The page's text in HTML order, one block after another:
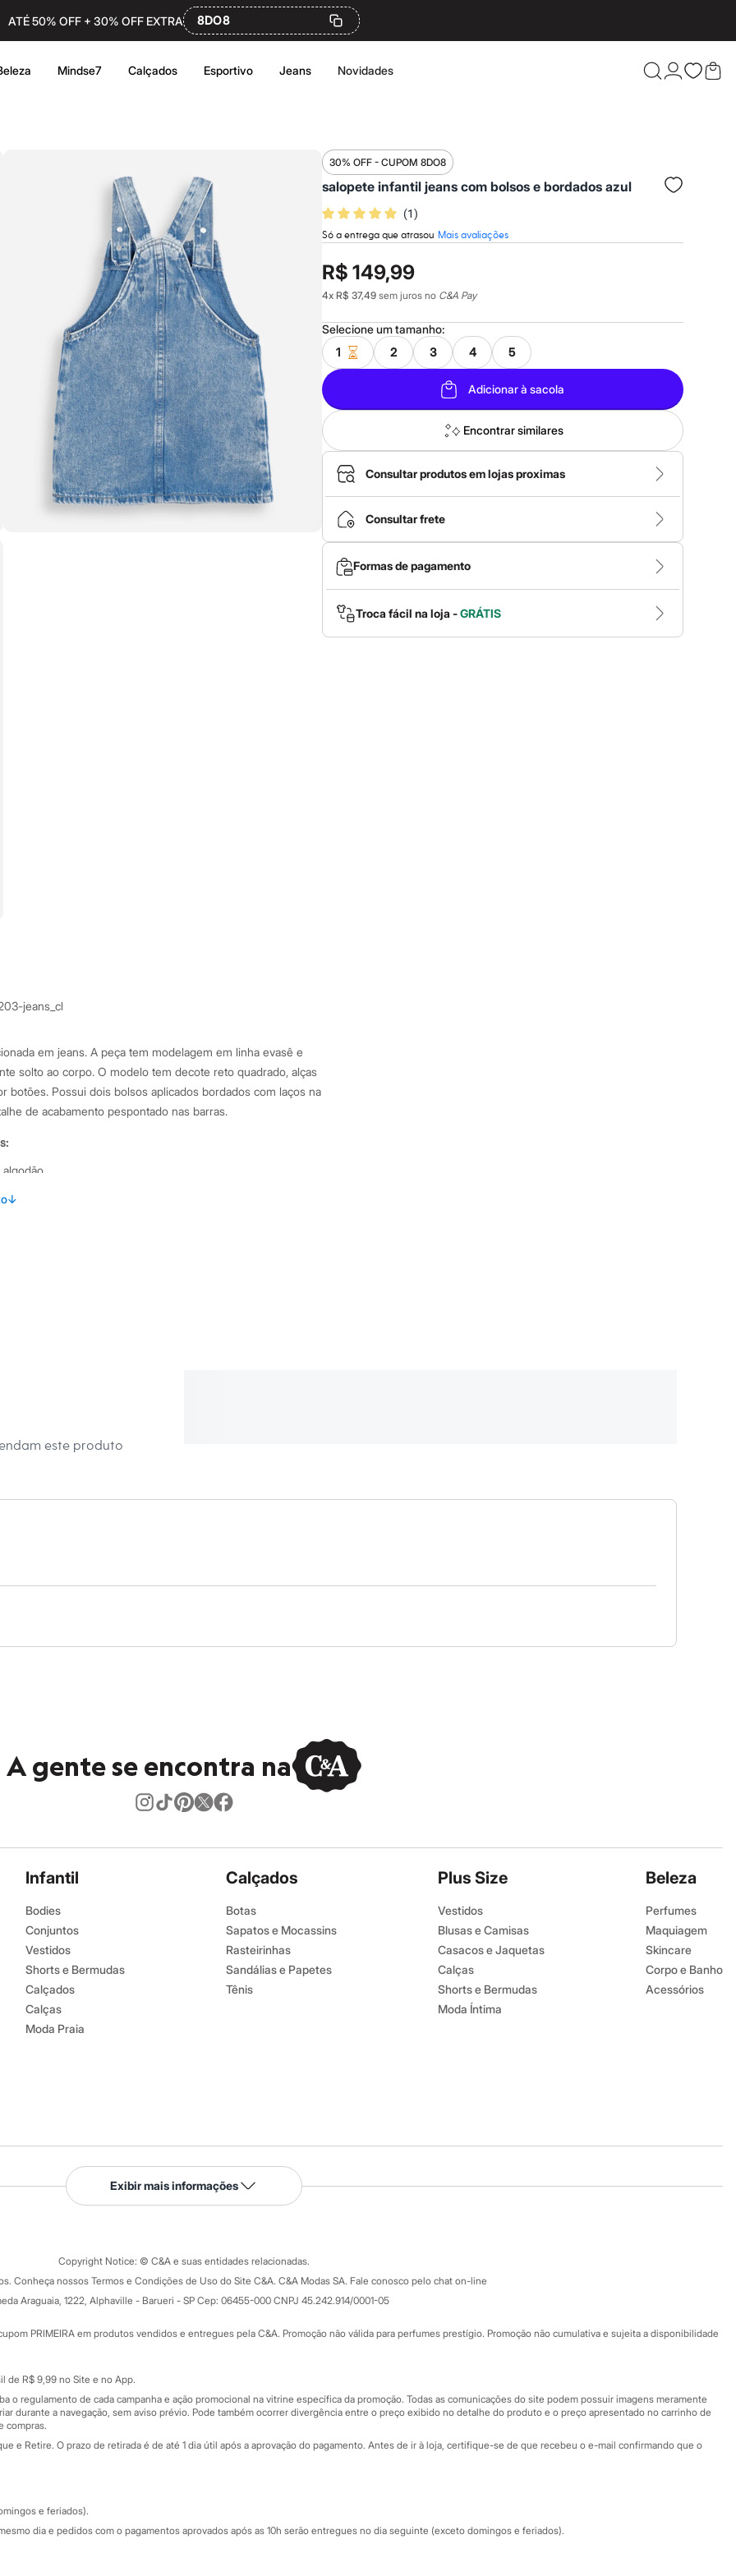
ATÉ 50% OFF + 30% OFF EXTRA 8DO8
Mindse7 Calçados Esportivo Jeans Novidades
Confira
30% OFF - CUPOM 8DO8
salopete infantil jeans com bolsos e bordados azul
(1)
Só a entrega que atrasou Mais avaliações
R$ 149,99
4x R$ 37,49 sem juros no C&A Pay
Selecione umtamanho:
1
2 3 4 5
Adicionar à sacola
Encontrar similares
Consultar produtos em lojas proximas
Consultar frete
Formas de pagamento
Troca fácil na loja -GRÁTIS
jeans_cl
em jeans. A peça tem modelagem em linha evasê e
solto ao corpo. O modelo tem decote reto quadrado, alças
botões. Possui dois bolsos aplicados bordados com laços na
de acabamento pespontado nas barras.
↓
algodão
este produto
A gente se encontra na
Infantil
Bodies
Conjuntos
Vestidos
Shorts e Bermudas
Calçados
Calças
Moda Praia
Calçados
Botas
Sapatos e Mocassins
Rasteirinhas
Sandálias e Papetes
Tênis
Plus Size
Vestidos
Blusas e Camisas
Casacos e Jaquetas
Calças
Shorts e Bermudas
Moda Íntima
Beleza
Perfumes
Maquiagem
Skincare
Corpo e Banho
Acessórios
Serviços
Tipos de serviços
Formas de pagamento
Todas as vantagens
Minha C&A
Cupons de desconto
Atendimento
Fale conosco
Central de ética
Eventos
Exibir mais informações
Copyright Notice: © C&A e suas entidades relacionadas.
Conheça nossos Termos e Condições de Uso do Site C&A. C&A Modas SA. Fale conosco pelo chat on-line
Araguaia, 1222, Alphaville - Barueri - SP Cep: 06455-000 CNPJ 45.242.914/0001-05
PRIMEIRA em produtos vendidos e entregues pela C&A. Promoção não válida para perfumes prestígio. Promoção não cumulativa e sujeita a disponibilidade
de R$ 9,99 no Site e no App.
o regulamento de cada campanha e ação promocional na vitrine específica da promoção. Todas as comunicações do site podem possuir imagens meramente
durante a navegação, sem aviso prévio. Pode também ocorrer divergência entre o preço exibido no detalhe do produto e o preço apresentado no carrinho de
compras.
e Retire. O prazo de retirada é de até 1 dia útil após a aprovação do pagamento. Antes de ir à loja, certifique-se de que recebeu o e-mail confirmando que o
e feriados).
dia e pedidos com o pagamentos aprovados após as 10h serão entregues no dia seguinte (exceto domingos e feriados).